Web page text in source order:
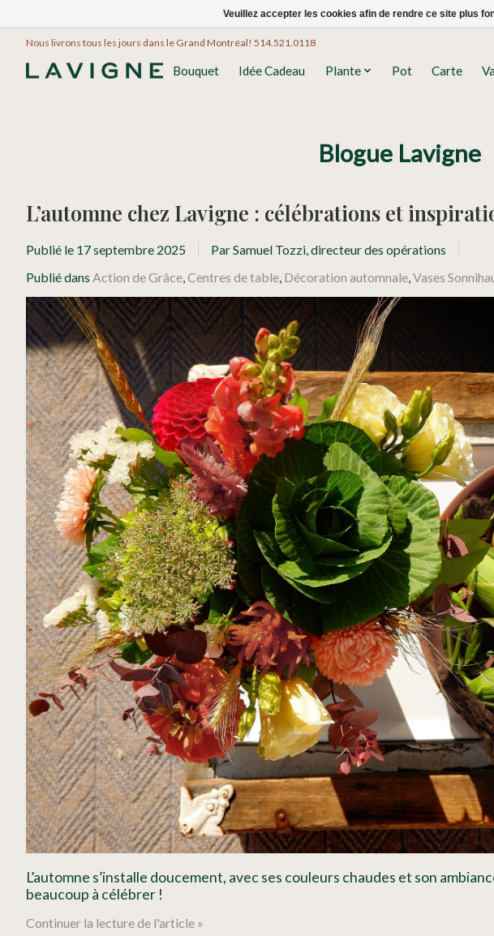
Nous livrons tous les jours dans le Grand Montréal! 514.521.0118
Bouquet Idée Cadeau Plante Pot Carte
Blogue Lavigne
L’automne chez Lavigne : célébrations et
Publié le 17 septembre 2025
Par Samuel Tozzi, directeur des opérations
Publié dans Action de Grâce,Centres de table, Décoration automnale,Vases
L’automne s’installe doucement, avec ses couleurs chaudes et son
beaucoup à célébrer !
Continuer la lecture de l'article »
Veuillez accepter les cookies afin de rendre ce site plus